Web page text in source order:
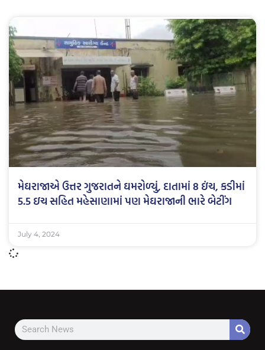
મેઘરાજાએ ઉત્તર ગુજરાતને ઘમરોળ્યું, દાતામાં 8 ઇંચ, કડીમાં
5.5 ઇચ સહિત મહેસાણામાં પણ મેઘરાજાની ભારે બેટીંગ
July 4, 2024